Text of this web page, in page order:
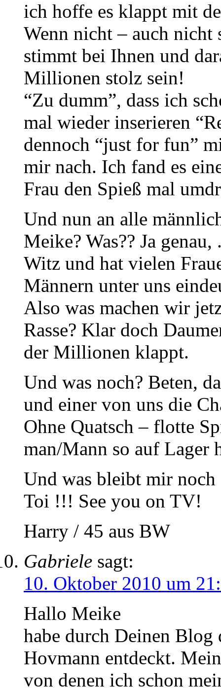
ich hoffe es klappt mit
Wenn nicht – auch nicht
stimmt bei Ihnen und
Millionen stolz sein!
“Zu dumm”, dass ich
mal wieder inserieren
dennoch “just for fun”
mir nach. Ich fand es
Frau den Spieß mal
Und nun an alle
Meike? Was?? Ja
Witz und hat vielen
Männern unter uns
Also was machen wir
Rasse? Klar doch
der Millionen klappt.
Und was noch? Beten,
und einer von uns die
Ohne Quatsch – flotte
man/Mann so auf Lager
Und was bleibt mir noch
Toi !!! See you on TV!
Harry / 45 aus BW
Gabriele sagt:
10. Oktober 2010 um
Hallo Meike
habe durch Deinen
Hovmann entdeckt.
von denen ich schon